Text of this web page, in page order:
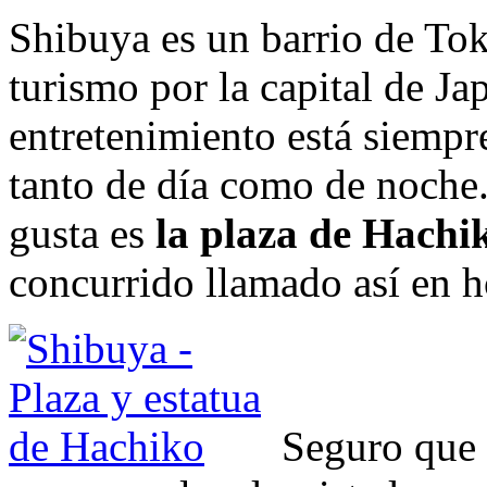
Shibuya es un barrio de
turismo por la capital de
entretenimiento está
tanto de día como de
gusta es la plaza de
concurrido llamado así en
Seguro